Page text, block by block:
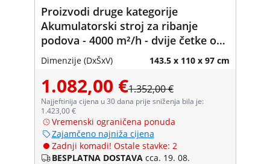
Proizvodi druge kategorije
Akumulatorski stroj za ribanje
podova - 4000 m²/h - dvije četke od
46 cm
Dimenzije (DxŠxV) 143.5 x 110 x 97 cm
1.082,00 €1.352,00 €
Najjeftinija cijena u 30 dana prije sniženja bila je:
1.423,00 €
Vremenski ograničena ponuda
Zajamčeno najniža cijena
Zadnji komadi! Ostale stavke: 2
BESPLATNA DOSTAVA cca. 19. 08.